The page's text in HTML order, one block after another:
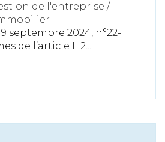
de l'entreprise /
septembre 2024, n°22-
de l’article L 2...